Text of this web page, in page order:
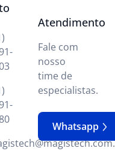
Atendimento
Fale com
nosso
time de
especialistas.
Whatsapp